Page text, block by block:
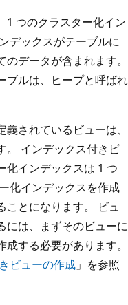
1 つのクラスター化イン
デックスがテーブルに
データが含まれます。
ブルは、ヒープと呼ばれ
されているビューは、
。 インデックス付きビ
化インデックスは 1 つ
化インデックスを作成
ことになります。 ビュ
には、まずそのビューに
する必要があります。
ビューの作成 」を参照